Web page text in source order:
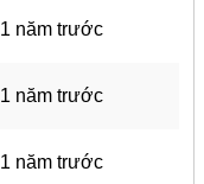
1 năm trước
1 năm trước
1 năm trước